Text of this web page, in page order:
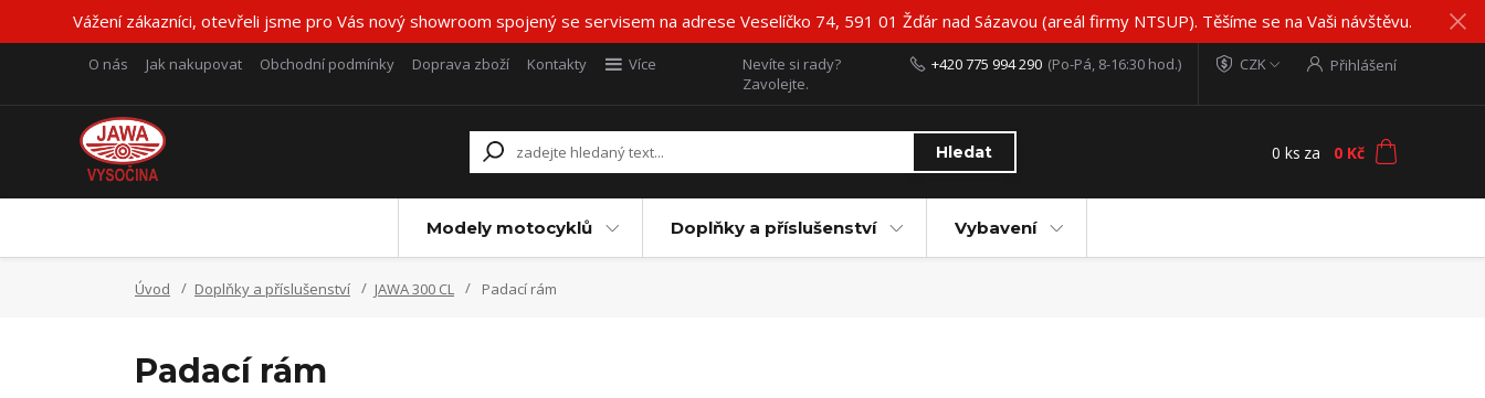
Vážení zákazníci, otevřeli jsme pro Vás nový showroom spojený se servisem na adrese Veselíčko 74, 591 01 Žďár nad Sázavou (areál firmy NTSUP). Těšíme se na Vaši návštěvu.
O nás Jak nakupovat Obchodní podmínky Doprava zboží Kontakty Více CZK Přihlášení
Hledat
Nevíte si rady?
Zavolejte.
+420 775 994 290 (Po-Pá, 8-16:30 hod.)
0 ks za 0 Kč
Modely motocyklů Doplňky a příslušenství Vybavení
Úvod Doplňky a příslušenství JAWA 300 CL Padací rám
Padací rám